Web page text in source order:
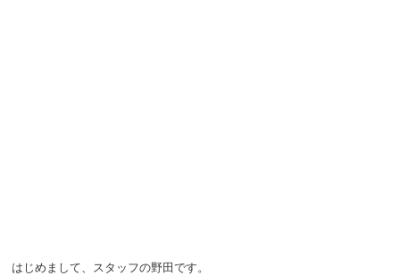
はじめまして、スタッフの野田です。